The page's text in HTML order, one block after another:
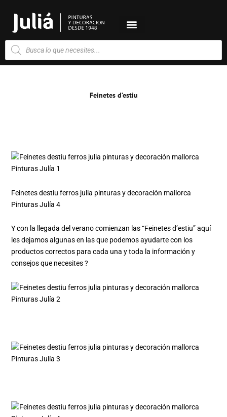
contenido
Búsqueda
de
productos
Feinetes d’estiu
Feinetes destiu ferros julia pinturas y decoración mallorca
Pinturas Julía 4
Y con la llegada del verano comienzan las “Feinetes d’estiu” aquí
les dejamos algunas en las que podemos ayudarte con los
productos correctos para cada una y toda la información y
consejos que necesites ?